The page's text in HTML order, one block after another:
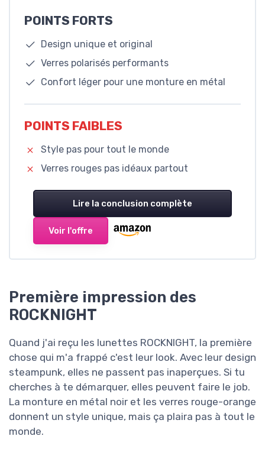
POINTS FORTS
Design unique et original
Verres polarisés performants
Confort léger pour une monture en métal
POINTS FAIBLES
Style pas pour tout le monde
Verres rouges pas idéaux partout
Lire la conclusion complète
Voir l'offre
Première impression des
ROCKNIGHT
Quand j'ai reçu les lunettes ROCKNIGHT, la première
chose qui m'a frappé c'est leur look. Avec leur design
steampunk, elles ne passent pas inaperçues. Si tu
cherches à te démarquer, elles peuvent faire le job.
La monture en métal noir et les verres rouge-orange
donnent un style unique, mais ça plaira pas à tout le
monde.